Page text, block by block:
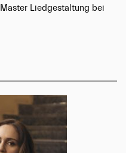
Liedgestaltung bei